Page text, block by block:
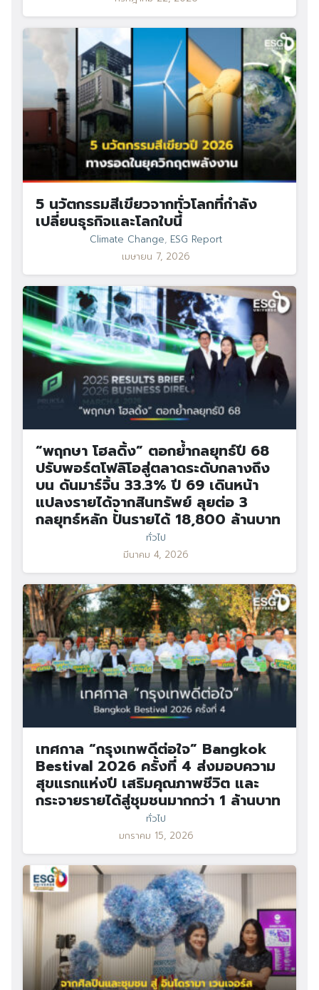
Search
Search
5 นวัตกรรมสีเขียวจากทั่วโลกที่กำลัง
เปลี่ยนธุรกิจและโลกใบนี้
Climate Change, ESG Report
เมษายน 7, 2026
“พฤกษา โฮลดิ้ง” ตอกย้ำกลยุทธ์ปี 68
ปรับพอร์ตโฟลิโอสู่ตลาดระดับกลางถึง
บน ดันมาร์จิ้น 33.3% ปี 69 เดินหน้า
แปลงรายได้จากสินทรัพย์ ลุยต่อ 3
กลยุทธ์หลัก ปั้นรายได้ 18,800 ล้านบาท
ทั่วไป
มีนาคม 4, 2026
เทศกาล “กรุงเทพดีต่อใจ” Bangkok
Bestival 2026 ครั้งที่ 4 ส่งมอบความ
สุขแรกแห่งปี เสริมคุณภาพชีวิต และ
กระจายรายได้สู่ชุมชนมากกว่า 1 ล้านบาท
ทั่วไป
มกราคม 15, 2026